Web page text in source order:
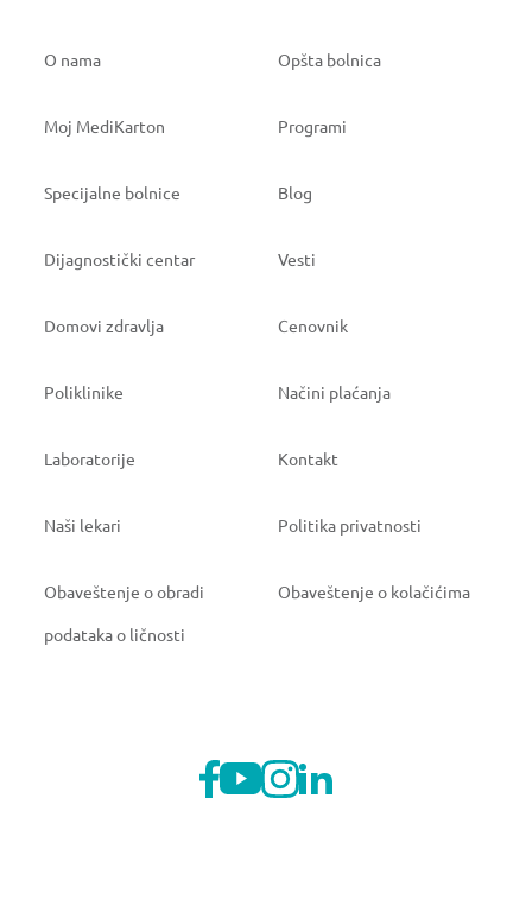
O nama Opšta bolnica
Moj MediKarton Programi
Specijalne bolnice Blog
Dijagnostički centar Vesti
Domovi zdravlja Cenovnik
Poliklinike Načini plaćanja
Laboratorije Kontakt
Naši lekari Politika privatnosti
Obaveštenje o obradi
podataka o ličnosti
Obaveštenje o kolačićima